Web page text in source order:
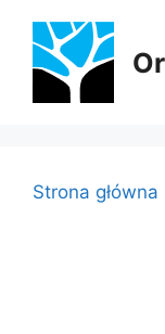
treści
Strona główna